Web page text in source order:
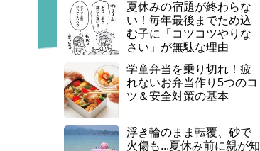
夏休みの宿題が終わらな
い！毎年最後までため込
む子に「コツコツやりな
さい」が無駄な理由
学童弁当を乗り切れ！疲
れないお弁当作り5つのコ
ツ＆安全対策の基本
浮き輪のまま転覆、砂で
火傷も...夏休み前に親が知